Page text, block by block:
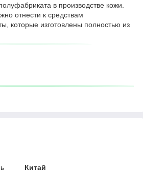
в производстве кожи.
отнести к средствам
которые изготовлены полностью из
Китай